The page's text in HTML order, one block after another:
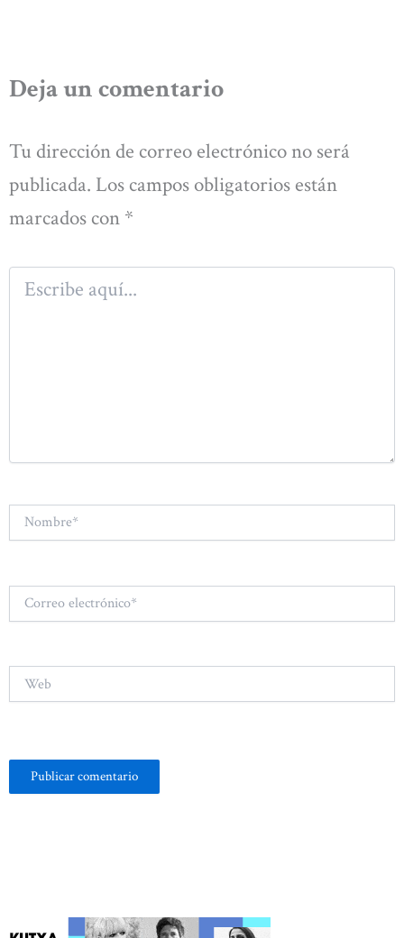
Deja un comentario
Tu dirección de correo electrónico no será
publicada. Los campos obligatorios están
marcados con *
Escribe
aquí...
Nombre*
electrónico*